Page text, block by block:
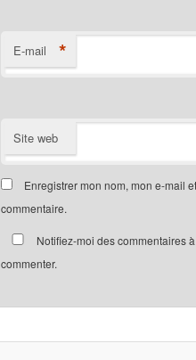
E-mail *
Site web
Enregistrer mon nom, mon e-mail
commentaire.
Notifiez-moi des commentaires
commenter.